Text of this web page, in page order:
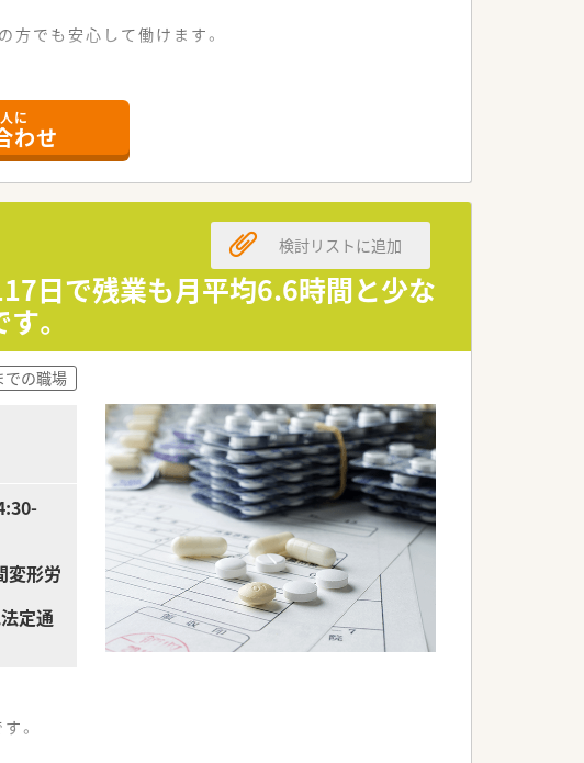
方でも安心して働けます。
うことが可能な環境です。
域医療に貢献できます。
疑義照会などが行えます。
営を行っております。
の質を高めています。
っている優良企業です。
けたい方に大変オススメです。
剤師を目指したい方に最適です。
ら働きたい方に向いています。
に
わせ
日で残業も月平均6.6時間と少な
。
検討リストに追加
での職場
変形労
定通
。